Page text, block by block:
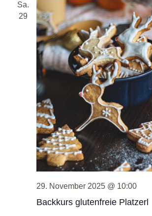
Sa.
29
Backkurs glutenfreie Platzerl
29. November 2025 @ 10:00